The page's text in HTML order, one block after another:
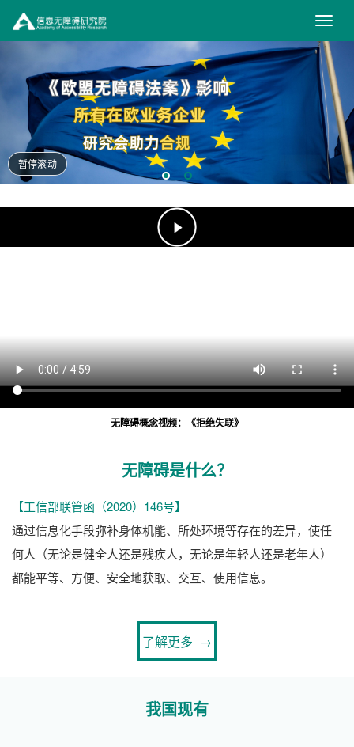
信
息
无
障
碍
研
究
新
暂停滚动
无障碍概念视频：《拒绝失联》
无障碍是什么？
【工信部联管函（2020）146号】
通过信息化手段弥补身体机能、所处环境等存在的差异，使任
何人（无论是健全人还是残疾人，无论是年轻人还是老年人）
都能平等、方便、安全地获取、交互、使用信息。
了解更多 →
我国现有